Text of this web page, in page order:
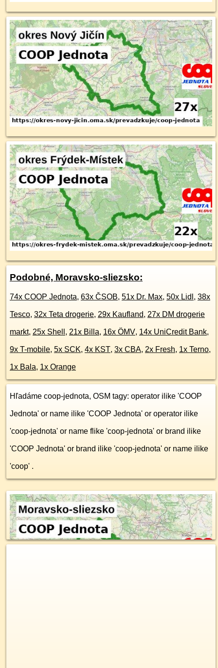
Podobné, Moravsko-sliezsko:
74x COOP Jednota, 63x ČSOB, 51x Dr. Max, 50x Lidl , 38x
Tesco, 32x Teta drogerie, 29x Kaufland, 27x DM drogerie
markt, 25x Shell , 21x Billa, 16x ÖMV, 14x UniCredit Bank,
9x T-mobile, 5x SCK, 4x KST, 3x CBA, 2x Fresh, 1x Terno,
1x Bala, 1x Orange
Hľadáme coop-jednota, OSM tagy: operator ilike 'COOP
Jednota' or name ilike 'COOP Jednota' or operator ilike
'coop-jednota' or name flike 'coop-jednota' or brand ilike
'COOP Jednota' or brand ilike 'coop-jednota' or name ilike
'coop' .